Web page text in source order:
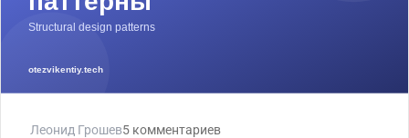
Леонид Грошев5 комментариев